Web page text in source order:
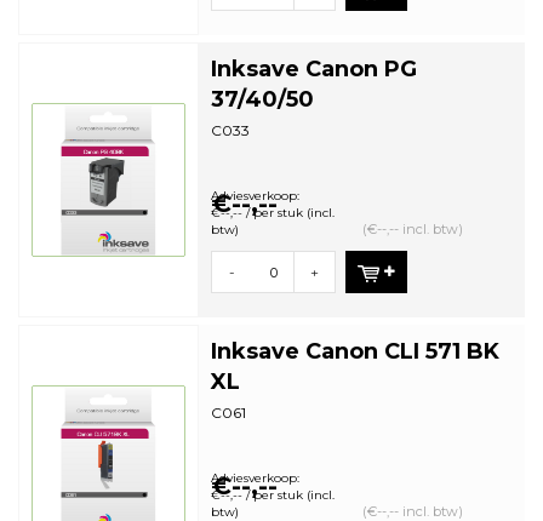
Inksave Canon PG
37/40/50
C033
€--,--
Adviesverkoop:
€--,-- / per stuk (incl.
btw)
(€--,-- incl. btw)
- +
Inksave Canon CLI 571 BK
XL
C061
€--,--
Adviesverkoop:
€--,-- / per stuk (incl.
btw)
(€--,-- incl. btw)